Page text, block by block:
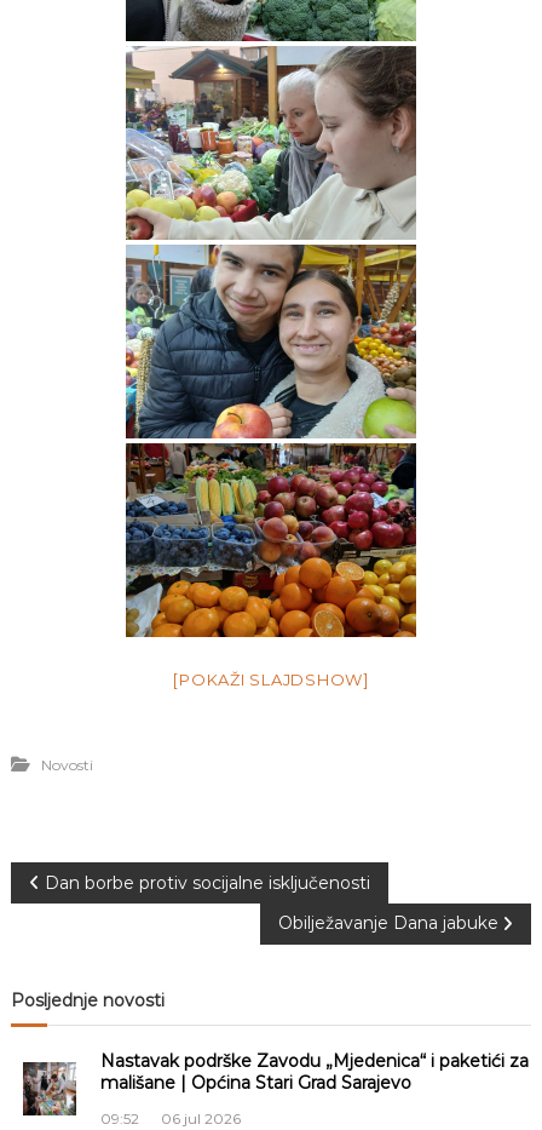
[POKAŽI SLAJDSHOW]
Novosti
N
v
g
Dan borbe protiv socijalne isključenosti
Obilježavanje Dana jabuke
Posljednje novosti
Nastavak podrške Zavodu „Mjedenica“ i paketići za
mališane | Općina Stari Grad Sarajevo
09:52 06 jul 2026